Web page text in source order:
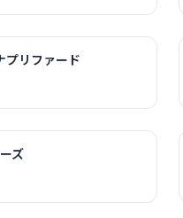
プリファード
ズ